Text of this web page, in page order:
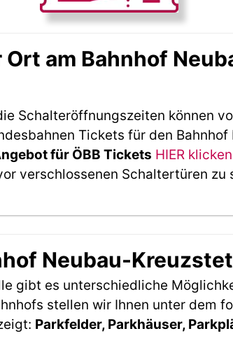
Ort am Bahnhof
Schalteröffnungszeiten können
Tickets für den
für ÖBB Tickets HIER klicken
verschlossenen Schaltertüren zu
Neubau-
gibt es unterschiedliche
stellen wir Ihnen unter dem
Parkfelder, Parkhäuser,